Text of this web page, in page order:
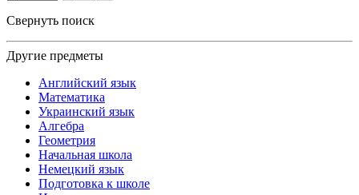
Свернуть поиск
Другие предметы
Английский язык
Математика
Украинский язык
Алгебра
Геометрия
Начальная школа
Немецкий язык
Подготовка к школе